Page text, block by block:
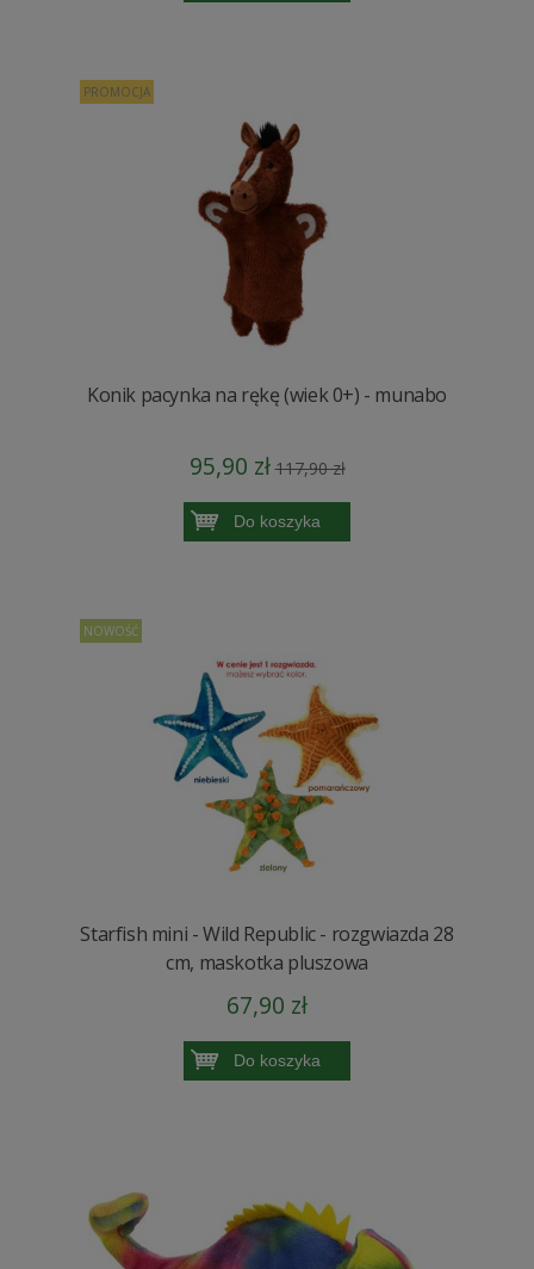
Konik pacynka na rękę (wiek 0+) - munabo
95,90 zł 117,90 zł
Do koszyka
PROMOCJA
Starfish mini - Wild Republic - rozgwiazda 28
cm, maskotka pluszowa
67,90 zł
Do koszyka
NOWOŚĆ